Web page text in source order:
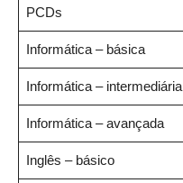
PCDs
Informática – básica
Informática – intermediária
Informática – avançada
Inglês – básico